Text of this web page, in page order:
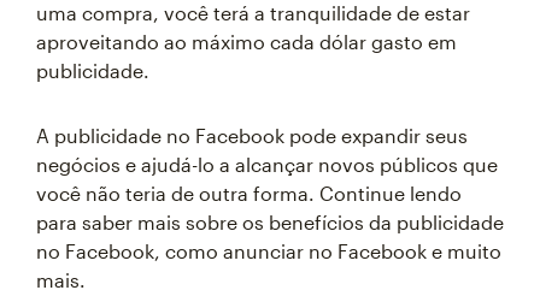
uma compra, você terá a tranquilidade de estar
aproveitando ao máximo cada dólar gasto em
publicidade.
A publicidade no Facebook pode expandir seus
negócios e ajudá-lo a alcançar novos públicos que
você não teria de outra forma. Continue lendo
para saber mais sobre os benefícios da publicidade
no Facebook, como anunciar no Facebook e muito
mais.